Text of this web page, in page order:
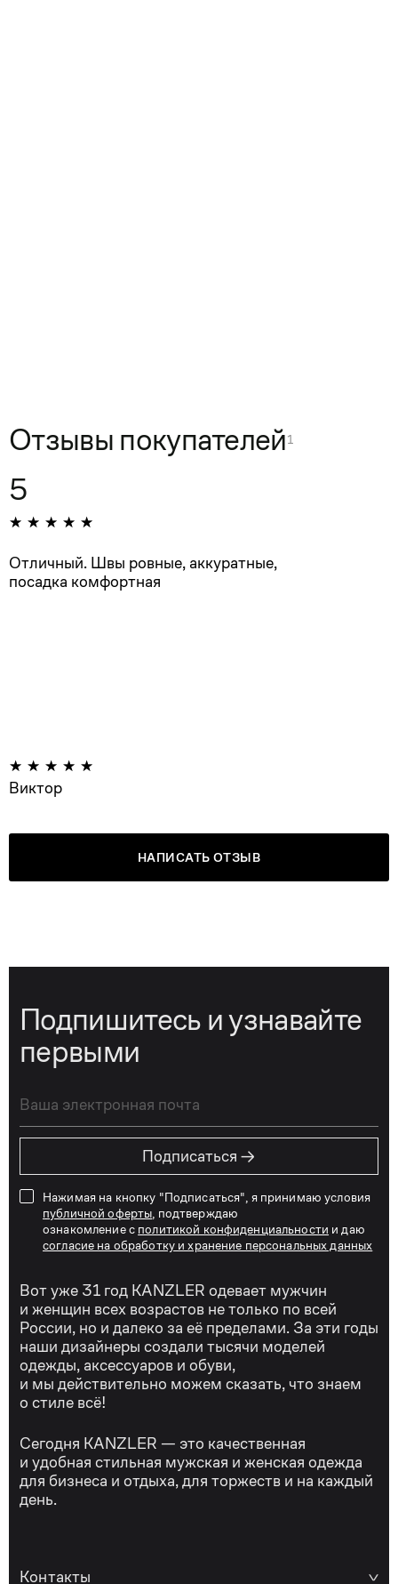
Отзывы покупателей1
5
Отличный. Швы ровные, аккуратные,
посадка комфортная
Виктор
НАПИСАТЬ ОТЗЫВ
Подпишитесь и узнавайте
первыми
Подписаться →
Нажимая на кнопку "Подписаться", я принимаю условия
публичной оферты , подтверждаю
ознакомление с политикой конфиденциальности и даю
согласие на обработку и хранение персональных данных
Вот уже 31 год KANZLER одевает мужчин
и женщин всех возрастов не только по всей
России, но и далеко за её пределами. За эти годы
наши дизайнеры создали тысячи моделей
одежды, аксессуаров и обуви,
и мы действительно можем сказать, что знаем
о стиле всё!
Сегодня KANZLER — это качественная
и удобная стильная мужская и женская одежда
для бизнеса и отдыха, для торжеств и на каждый
день.
Контакты